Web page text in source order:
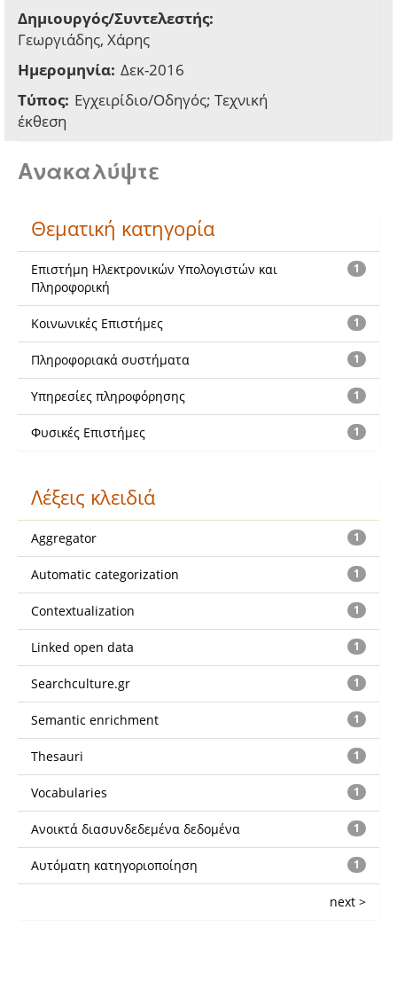
Δημιουργός/Συντελεστής:
Γεωργιάδης, Χάρης
Ημερομηνία: Δεκ-2016
Τύπος: Εγχειρίδιο/Οδηγός; Τεχνική
έκθεση
Ανακαλύψτε
Θεματική κατηγορία
1
Επιστήμη Ηλεκτρονικών Υπολογιστών και
Πληροφορική
1
Κοινωνικές Επιστήμες
1
Πληροφοριακά συστήματα
1
Υπηρεσίες πληροφόρησης
1
Φυσικές Επιστήμες
Λέξεις κλειδιά
1
Aggregator
1
Automatic categorization
1
Contextualization
1
Linked open data
1
Searchculture.gr
1
Semantic enrichment
1
Thesauri
1
Vocabularies
1
Ανοικτά διασυνδεδεμένα δεδομένα
1
Αυτόματη κατηγοριοποίηση
next >